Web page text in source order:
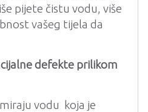
pijete čistu vodu, više
vašeg tijela da
defekte prilikom
vodu koja je